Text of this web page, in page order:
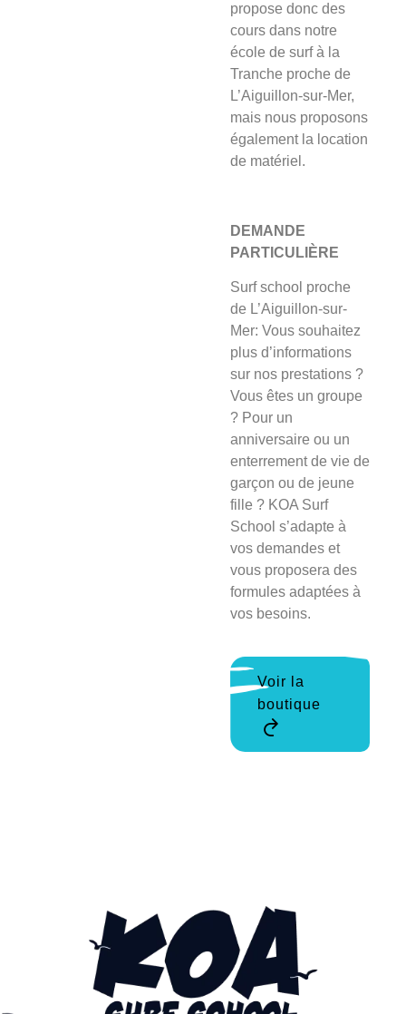
propose donc des
cours dans notre
école de surf à la
Tranche proche de
L’Aiguillon-sur-Mer,
mais nous proposons
également la location
de matériel.
DEMANDE
PARTICULIÈRE
Surf school proche
de L’Aiguillon-sur-
Mer: Vous souhaitez
plus d’informations
sur nos prestations ?
Vous êtes un groupe
? Pour un
anniversaire ou un
enterrement de vie de
garçon ou de jeune
fille ? KOA Surf
School s’adapte à
vos demandes et
vous proposera des
formules adaptées à
vos besoins.
Voir la
boutique